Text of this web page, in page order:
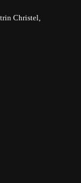
Christel,